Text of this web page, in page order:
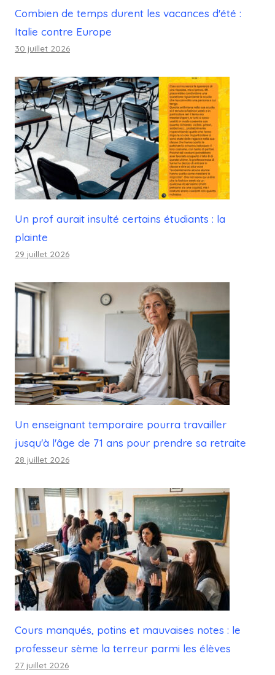
Combien de temps durent les vacances d'été :
Italie contre Europe
30 juillet 2026
Un prof aurait insulté certains étudiants : la
plainte
29 juillet 2026
Un enseignant temporaire pourra travailler
jusqu'à l'âge de 71 ans pour prendre sa retraite
28 juillet 2026
Cours manqués, potins et mauvaises notes : le
professeur sème la terreur parmi les élèves
27 juillet 2026